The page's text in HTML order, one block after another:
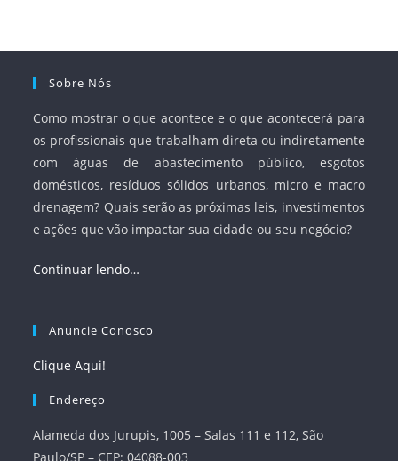
Sobre Nós
Como mostrar o que acontece e o que acontecerá para
os profissionais que trabalham direta ou indiretamente
com águas de abastecimento público, esgotos
domésticos, resíduos sólidos urbanos, micro e macro
drenagem? Quais serão as próximas leis, investimentos
e ações que vão impactar sua cidade ou seu negócio?
Continuar lendo…
Anuncie Conosco
Clique Aqui!
Endereço
Alameda dos Jurupis, 1005 – Salas 111 e 112, São
Paulo/SP – CEP: 04088-003